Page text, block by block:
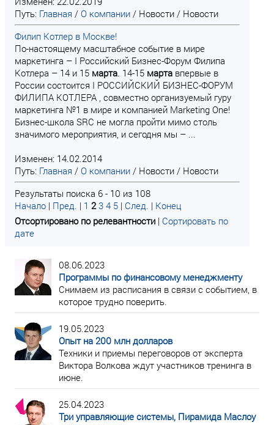
Путь: Главная / О компании / Новости / Новости
Филип Котлер в Москве!
По-настоящему масштабное событие в мире
маркетинга – I Российский Бизнес-Форум Филипа
Котлера – 14 и 15 марта. 14-15 марта впервые в
России состоится I РОССИЙСКИЙ БИЗНЕС-ФОРУМ
ФИЛИПА КОТЛЕРА , совместно организуемый гуру
маркетинга №1 в мире и компанией Marketing One!
Бизнес-школа SRC не могла пройти мимо столь
значимого мероприятия, и сегодня мы – ...
Изменен: 14.02.2014
Путь: Главная / О компании / Новости / Новости
Результаты поиска 6 - 10 из 108
Начало | Пред. | 1 2 3 4 5 | След. | Конец
Отсортировано по релевантности | Сортировать по
дате
08.06.2023
Программы по финансовому менеджменту
Снимаем из расписания в связи с событием, в
которое трудно поверить.
19.05.2023
Опыт на 200 млн долларов
Техники и приемы переговоров от эксперта
Виктора Волкова ждут участников тренинга в
июне.
25.04.2023
Три управляющие системы, Пирамида Маслоу